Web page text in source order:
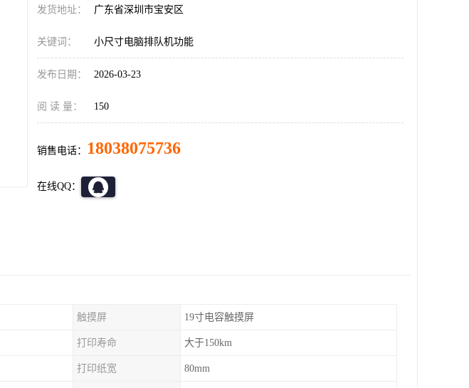
发货地址： 广东省深圳市宝安区
关键词： 小尺寸电脑排队机功能
发布日期： 2026-03-23
阅 读 量： 150
销售电话： 18038075736
在线QQ：
触摸屏 19寸电容触摸屏
打印寿命 大于150km
打印纸宽 80mm